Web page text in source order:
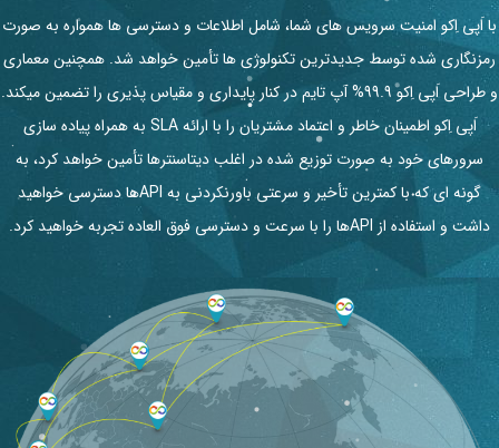
با اَپی اِکو امنیت سرویس های شما، شامل اطلاعات و دسترسی ها همواره به صورت
رمزنگاری شده توسط جدیدترین تکنولوژی ها تأمین خواهد شد. همچنین معماری
و طراحی اَپی اِکو 99.9% آپ تایم در کنار پایداری و مقیاس پذیری را تضمین میکند.
اَپی اِکو اطمینان خاطر و اعتماد مشتریان را با ارائه SLA به همراه پیاده سازی
سرورهای خود به صورت توزیع شده در اغلب دیتاسنترها تأمین خواهد کرد، به
گونه ای که با کمترین تأخیر و سرعتی باورنکردنی به APIها دسترسی خواهید
داشت و استفاده از APIها را با سرعت و دسترسی فوق العاده تجربه خواهید کرد.